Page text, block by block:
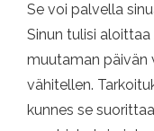
Se voi palvella
Sinun tulisi
muutaman päivän
vähitellen.
kunnes se